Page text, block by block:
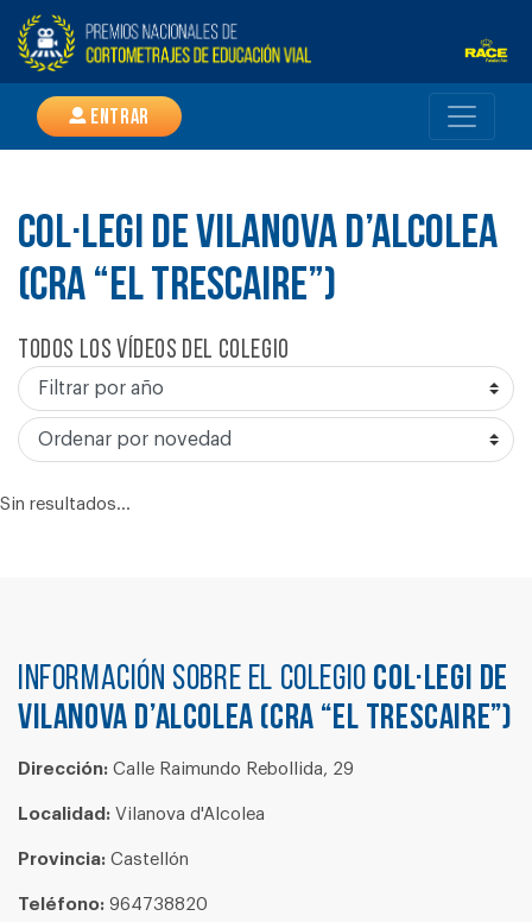
Entrar
COL·LEGI DE VILANOVA D’ALCOLEA
(CRA “EL TRESCAIRE”)
Todos los vídeos del colegio
Sin resultados...
Información sobre el colegio COL·LEGI DE
VILANOVA D’ALCOLEA (CRA “EL TRESCAIRE”)
Dirección: Calle Raimundo Rebollida, 29
Localidad: Vilanova d'Alcolea
Provincia: Castellón
Teléfono: 964738820